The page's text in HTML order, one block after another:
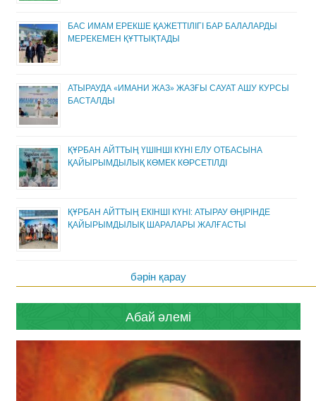
БАС ИМАМ ЕРЕКШЕ ҚАЖЕТТІЛІГІ БАР БАЛАЛАРДЫ
МЕРЕКЕМЕН ҚҰТТЫҚТАДЫ
АТЫРАУДА «ИМАНИ ЖАЗ» ЖАЗҒЫ САУАТ АШУ КУРСЫ
БАСТАЛДЫ
ҚҰРБАН АЙТТЫҢ ҮШІНШІ КҮНІ ЕЛУ ОТБАСЫНА
ҚАЙЫРЫМДЫЛЫҚ КӨМЕК КӨРСЕТІЛДІ
ҚҰРБАН АЙТТЫҢ ЕКІНШІ КҮНІ: АТЫРАУ ӨҢІРІНДЕ
ҚАЙЫРЫМДЫЛЫҚ ШАРАЛАРЫ ЖАЛҒАСТЫ
бәрін қарау
Абай әлемі